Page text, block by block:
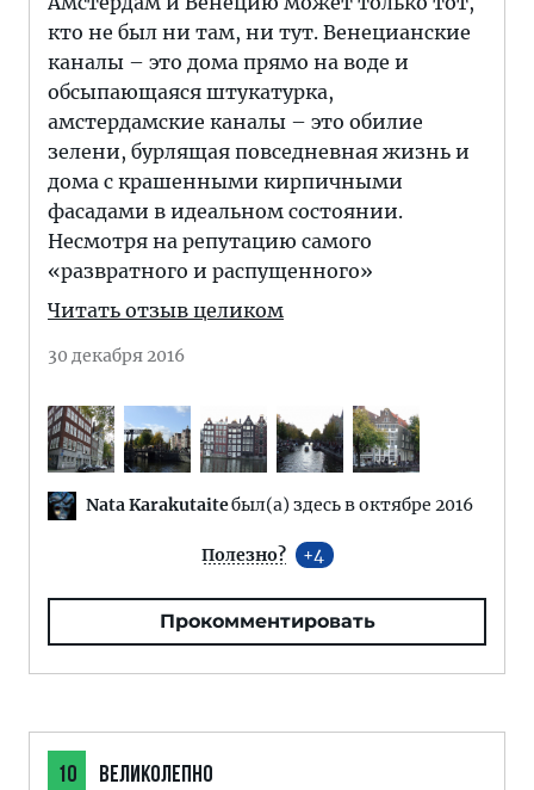
кто не был ни там, ни тут. Венецианские
каналы – это дома прямо на воде и
обсыпающаяся штукатурка,
амстердамские каналы – это обилие
зелени, бурлящая повседневная жизнь и
дома с крашенными кирпичными
фасадами в идеальном состоянии.
Несмотря на репутацию самого
«развратного и распущенного»
Читать отзыв целиком
30 декабря 2016
Nata Karakutaiteбыл(а) здесь в октябре 2016
Полезно? 4
Прокомментировать
10 ВЕЛИКОЛЕПНО